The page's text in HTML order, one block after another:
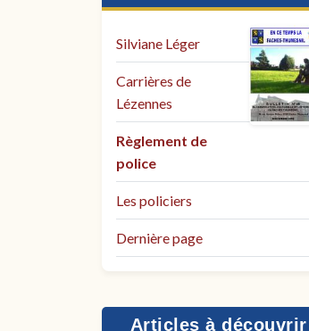
Silviane Léger
Carrières de
Lézennes
Règlement de
police
Les policiers
Dernière page
Articles à découvrir